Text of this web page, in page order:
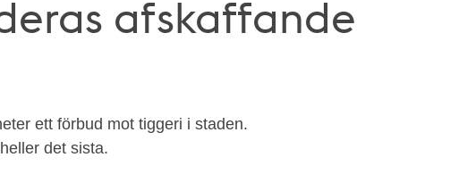
afskaffande
ett förbud mot tiggeri i staden.
det sista.